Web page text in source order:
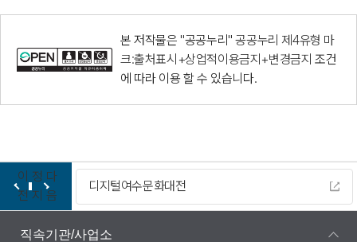
본 저작물은 "공공누리"공공누리 제4유형 마
크:출처표시+상업적이용금지+변경금지 조건
에 따라 이용 할 수 있습니다.
이
전
정
지
다
음
디지털여수문화대전
직속기관/사업소